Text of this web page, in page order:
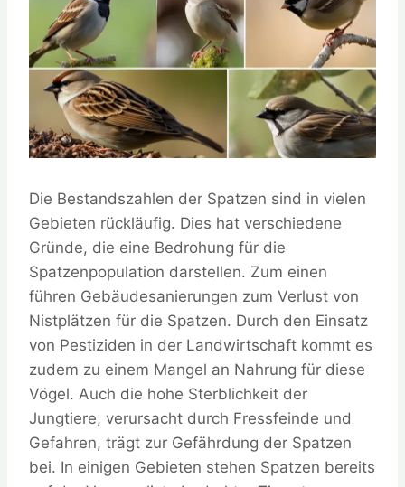
Die Bestandszahlen der Spatzen sind in vielen
Gebieten rückläufig. Dies hat verschiedene
Gründe, die eine Bedrohung für die
Spatzenpopulation darstellen. Zum einen
führen Gebäudesanierungen zum Verlust von
Nistplätzen für die Spatzen. Durch den Einsatz
von Pestiziden in der Landwirtschaft kommt es
zudem zu einem Mangel an Nahrung für diese
Vögel. Auch die hohe Sterblichkeit der
Jungtiere, verursacht durch Fressfeinde und
Gefahren, trägt zur Gefährdung der Spatzen
bei. In einigen Gebieten stehen Spatzen bereits